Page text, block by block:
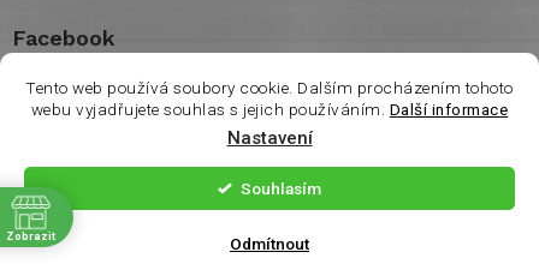
Tento web používá soubory cookie. Dalším procházením tohoto
webu vyjadřujete souhlas s jejich používáním. Další informace
Nastavení
Odmítnout
Souhlasím
Facebook
Vytvořil Shoptet | Nakódoval
Copyright 2026 shop Wasco. Všechna práva vyhrazena.
Zobrazit